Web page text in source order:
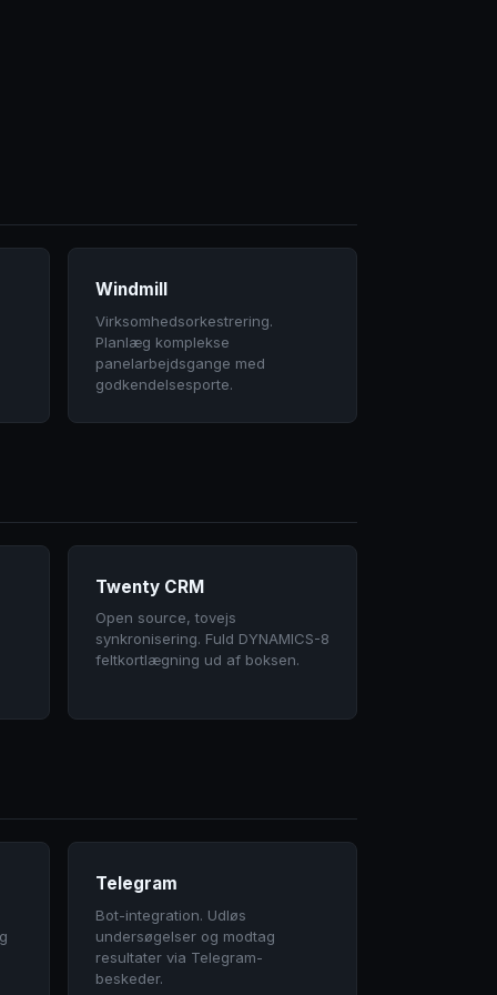
Windmill
Virksomhedsorkestrering.
Planlæg komplekse
panelarbejdsgange med
godkendelsesporte.
Twenty CRM
Open source, tovejs
synkronisering. Fuld DYNAMICS-8
feltkortlægning ud af boksen.
Telegram
Bot-integration. Udløs
undersøgelser og modtag
resultater via Telegram-
beskeder.